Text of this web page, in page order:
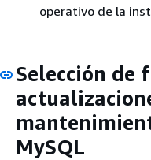
operativo de la
Selección de
MySQL